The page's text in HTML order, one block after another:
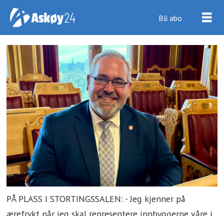
Bli abo
PÅ PLASS I STORTINGSSALEN: - Jeg kjenner på
ærefrykt når jeg skal representere innbyggerne våre i